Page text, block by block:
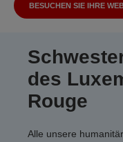
BESUCHEN SIE IHRE
des
Rouge
Alle unsere